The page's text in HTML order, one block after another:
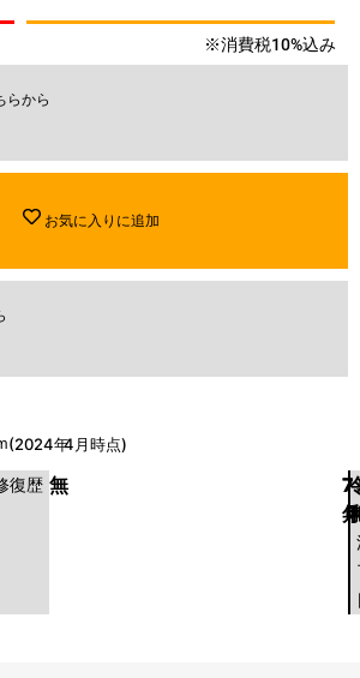
※消費税10%込み
らから
お気に入りに追加
(2024年4月時点)
復歴 無
7
年
7
月